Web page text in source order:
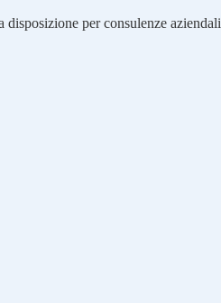
per consulenze aziendali